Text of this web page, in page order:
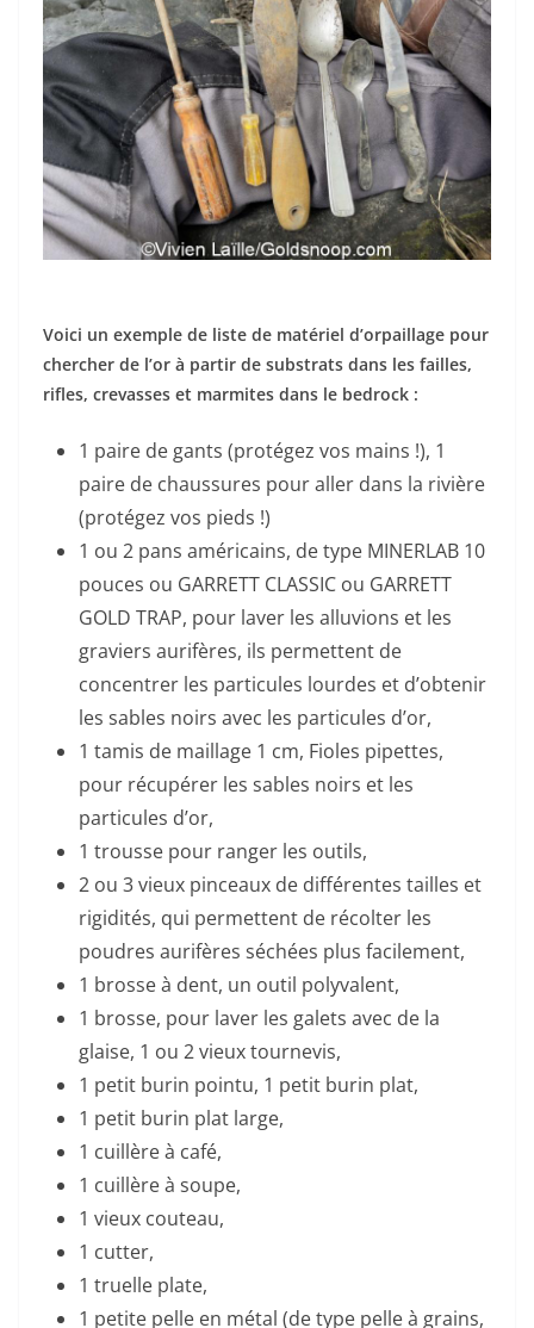
Voici un exemple de liste de matériel d’orpaillage pour
chercher de l’or à partir de substrats dans les failles,
rifles, crevasses et marmites dans le bedrock :
1 paire de gants (protégez vos mains !), 1
paire de chaussures pour aller dans la rivière
(protégez vos pieds !)
1 ou 2 pans américains, de type MINERLAB 10
pouces ou GARRETT CLASSIC ou GARRETT
GOLD TRAP, pour laver les alluvions et les
graviers aurifères, ils permettent de
concentrer les particules lourdes et d’obtenir
les sables noirs avec les particules d’or,
1 tamis de maillage 1 cm, Fioles pipettes,
pour récupérer les sables noirs et les
particules d’or,
1 trousse pour ranger les outils,
2 ou 3 vieux pinceaux de différentes tailles et
rigidités, qui permettent de récolter les
poudres aurifères séchées plus facilement,
1 brosse à dent, un outil polyvalent,
1 brosse, pour laver les galets avec de la
glaise, 1 ou 2 vieux tournevis,
1 petit burin pointu, 1 petit burin plat,
1 petit burin plat large,
1 cuillère à café,
1 cuillère à soupe,
1 vieux couteau,
1 cutter,
1 truelle plate,
1 petite pelle en métal (de type pelle à grains,